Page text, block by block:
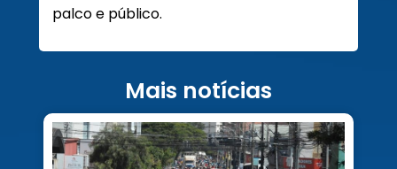
palco e público.
Mais notícias